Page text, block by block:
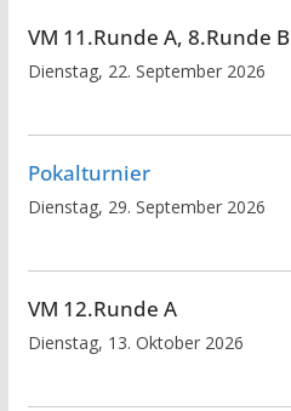
VM 11.Runde A, 8.Runde B
Dienstag, 22. September 2026
Pokalturnier
Dienstag, 29. September 2026
VM 12.Runde A
Dienstag, 13. Oktober 2026